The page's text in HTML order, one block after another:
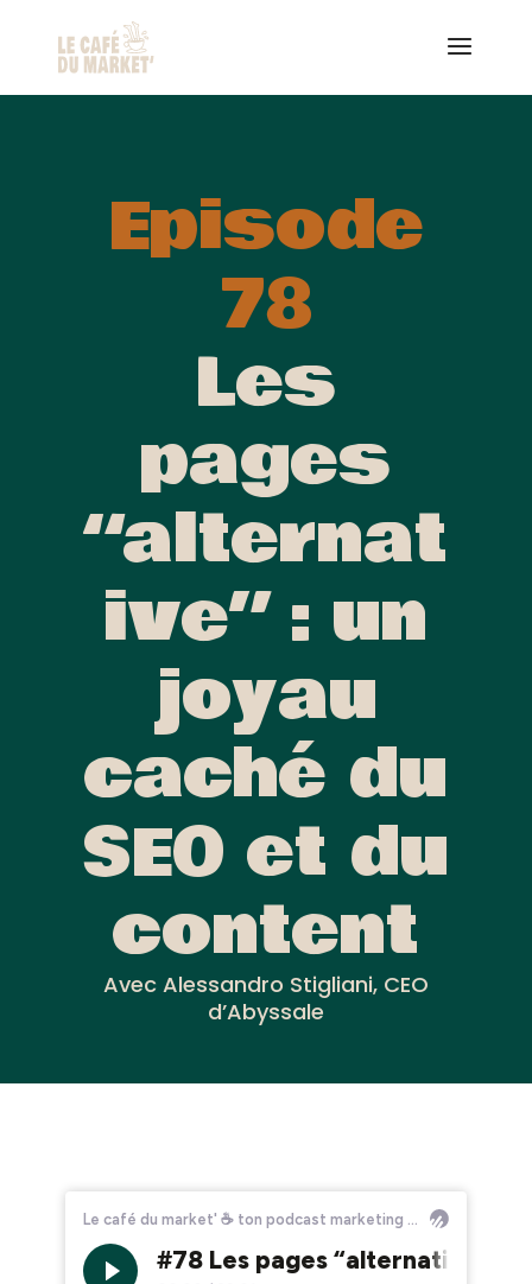
Episode
78
Les
pages
“alternat
ive” : un
joyau
caché du
SEO et du
content
Avec Alessandro Stigliani, CEO
d’Abyssale